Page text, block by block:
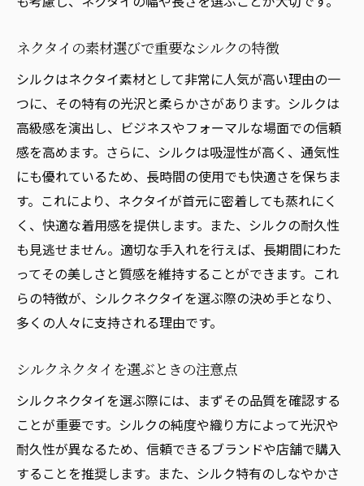
ネクタイの素材選びで重要なシルクの特徴
シルクはネクタイ素材として非常に人気が高い理由の一
つに、その特有の光沢と柔らかさがあります。シルクは
高級感を演出し、ビジネスやフォーマルな場面での信頼
感を高めます。さらに、シルクは吸湿性が高く、通気性
にも優れているため、長時間の使用でも快適さを保ちま
す。これにより、ネクタイが首元に密着しても蒸れにく
く、快適な着用感を提供します。また、シルクの耐久性
も見逃せません。適切な手入れを行えば、長期間にわた
ってその美しさと質感を維持することができます。これ
らの特徴が、シルクネクタイを選ぶ際の決め手となり、
多くの人々に支持される理由です。
シルクネクタイを選ぶときの注意点
シルクネクタイを選ぶ際には、まずその品質を確認する
ことが重要です。シルクの純度や織り方によって光沢や
耐久性が異なるため、信頼できるブランドや店舗で購入
することを推奨します。また、シルク特有のしなやかさ